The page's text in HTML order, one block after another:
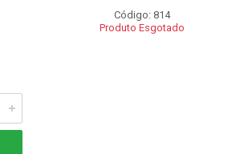
Código: 814
Produto Esgotado